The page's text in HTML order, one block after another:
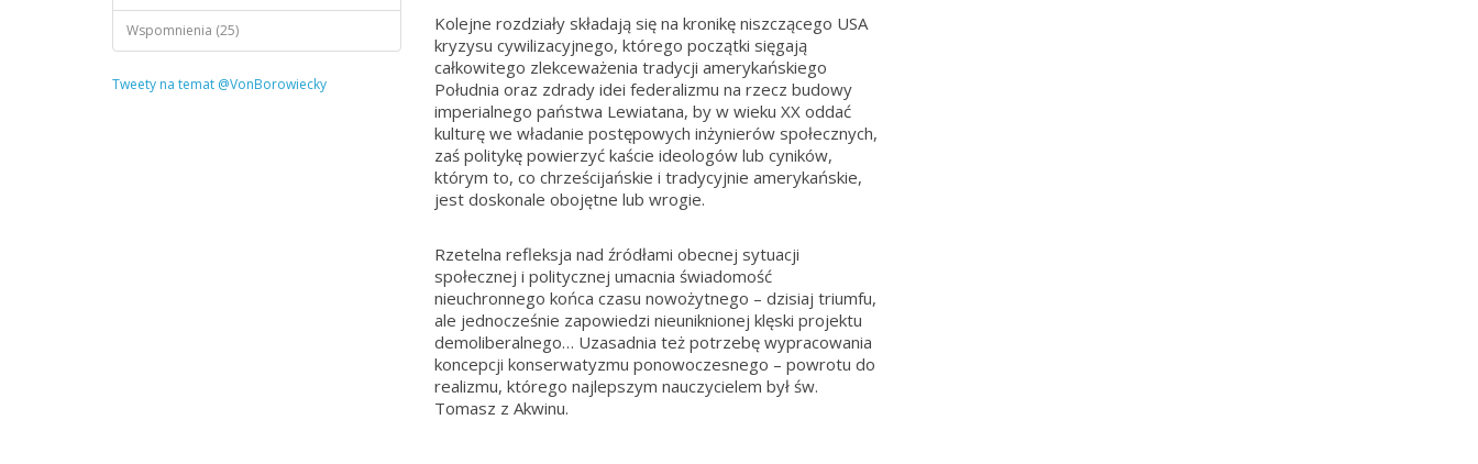
Wspomnienia (25)
Tweety na temat @VonBorowiecky
Kolejne rozdziały składają się na kronikę niszczącego USA
kryzysu cywilizacyjnego, którego początki sięgają
całkowitego zlekceważenia tradycji amerykańskiego
Południa oraz zdrady idei federalizmu na rzecz budowy
imperialnego państwa Lewiatana, by w wieku XX oddać
kulturę we władanie postępowych inżynierów społecznych,
zaś politykę powierzyć kaście ideologów lub cyników,
którym to, co chrześcijańskie i tradycyjnie amerykańskie,
jest doskonale obojętne lub wrogie.
Rzetelna refleksja nad źródłami obecnej sytuacji
społecznej i politycznej umacnia świadomość
nieuchronnego końca czasu nowożytnego – dzisiaj triumfu,
ale jednocześnie zapowiedzi nieuniknionej klęski projektu
demoliberalnego… Uzasadnia też potrzebę wypracowania
koncepcji konserwatyzmu ponowoczesnego – powrotu do
realizmu, którego najlepszym nauczycielem był św.
Tomasz z Akwinu.